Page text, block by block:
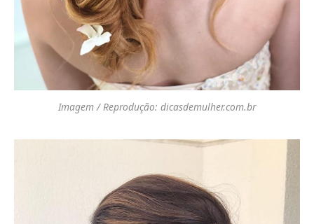
Imagem / Reprodução: dicasdemulher.com.br